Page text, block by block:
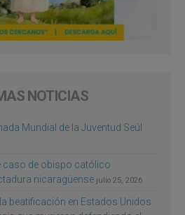
NOTICIAS
Mundial de la Juventud Seúl
caso de obispo católico
nicaragüense julio 25, 2026
beatificación en Estados Unidos